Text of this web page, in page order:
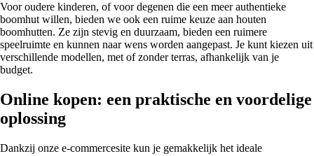
Voor oudere kinderen, of voor degenen die een meer authentieke
boomhut willen, bieden we ook een ruime keuze aan houten
boomhutten. Ze zijn stevig en duurzaam, bieden een ruimere
speelruimte en kunnen naar wens worden aangepast. Je kunt kiezen uit
verschillende modellen, met of zonder terras, afhankelijk van je
budget.
Online kopen: een praktische en voordelige
oplossing
Dankzij onze e-commercesite kun je gemakkelijk het ideale